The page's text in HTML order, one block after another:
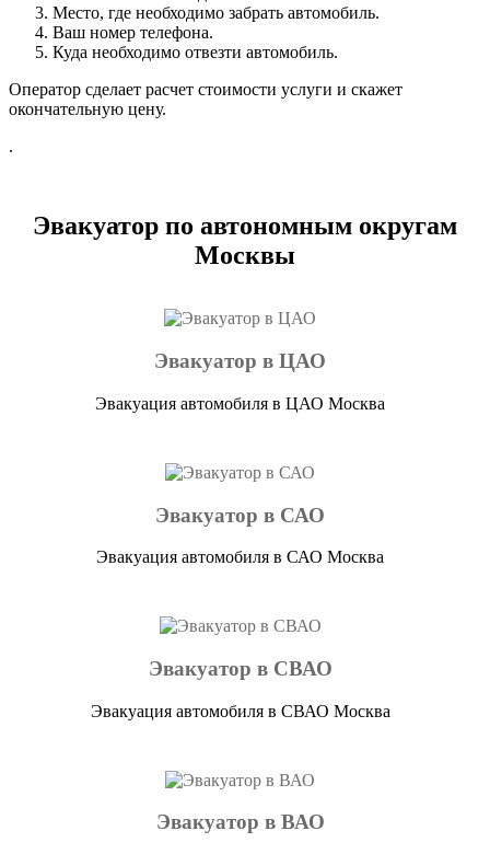
Место, где необходимо забрать автомобиль.
Ваш номер телефона.
Куда необходимо отвезти автомобиль.
Оператор сделает расчет стоимости услуги и скажет
окончательную цену.
.
Эвакуатор по автономным округам
Москвы
Эвакуатор в ЦАО
Эвакуация автомобиля в ЦАО Москва
Эвакуатор в САО
Эвакуация автомобиля в САО Москва
Эвакуатор в СВАО
Эвакуация автомобиля в СВАО Москва
Эвакуатор в ВАО